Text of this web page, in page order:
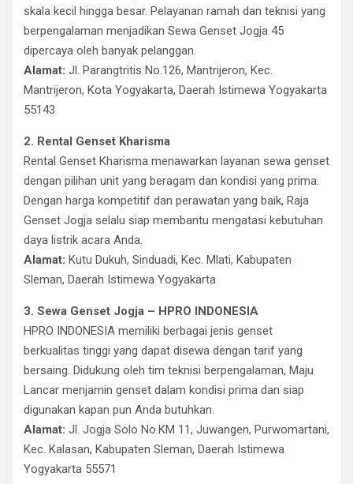
skala kecil hingga besar. Pelayanan ramah dan teknisi yang
berpengalaman menjadikan Sewa Genset Jogja 45
dipercaya oleh banyak pelanggan.
Alamat: Jl. Parangtritis No.126, Mantrijeron, Kec.
Mantrijeron, Kota Yogyakarta, Daerah Istimewa Yogyakarta
55143
2. Rental Genset Kharisma
Rental Genset Kharisma menawarkan layanan sewa genset
dengan pilihan unit yang beragam dan kondisi yang prima.
Dengan harga kompetitif dan perawatan yang baik, Raja
Genset Jogja selalu siap membantu mengatasi kebutuhan
daya listrik acara Anda.
Alamat: Kutu Dukuh, Sinduadi, Kec. Mlati, Kabupaten
Sleman, Daerah Istimewa Yogyakarta
3. Sewa Genset Jogja – HPRO INDONESIA
HPRO INDONESIA memiliki berbagai jenis genset
berkualitas tinggi yang dapat disewa dengan tarif yang
bersaing. Didukung oleh tim teknisi berpengalaman, Maju
Lancar menjamin genset dalam kondisi prima dan siap
digunakan kapan pun Anda butuhkan.
Alamat: Jl. Jogja Solo No.KM 11, Juwangen, Purwomartani,
Kec. Kalasan, Kabupaten Sleman, Daerah Istimewa
Yogyakarta 55571